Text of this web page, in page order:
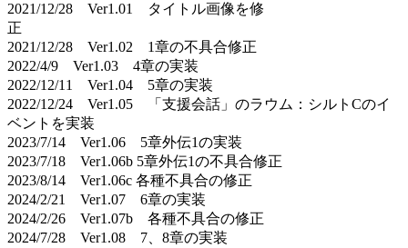
2021/12/28 Ver1.01 タイトル画像を修
正
2021/12/28 Ver1.02 1章の不具合修正
2022/4/9 Ver1.03 4章の実装
2022/12/11 Ver1.04 5章の実装
2022/12/24 Ver1.05 「支援会話」のラウム：シルトCのイ
ベントを実装
2023/7/14 Ver1.06 5章外伝1の実装
2023/7/18 Ver1.06b 5章外伝1の不具合修正
2023/8/14 Ver1.06c 各種不具合の修正
2024/2/21 Ver1.07 6章の実装
2024/2/26 Ver1.07b 各種不具合の修正
2024/7/28 Ver1.08 7、8章の実装